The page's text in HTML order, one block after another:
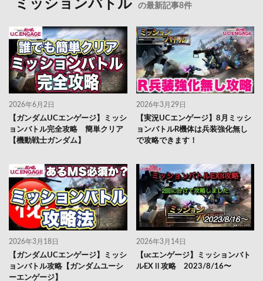
ミッションバトル の最新記事8件
2026年6月2日
【ガンダムUCエンゲージ】ミッシ
ョンバトル完全攻略 簡単クリア
【機動戦士ガンダム】
2026年3月29日
【実況UCエンゲージ】8月ミッシ
ョンバトルR機体は兵装強化無し
で攻略できます！
2026年3月18日
【ガンダムUCエンゲージ】ミッシ
ョンバトル攻略【ガンダムユーシ
ーエンゲージ】
2026年3月14日
【ucエンゲージ】ミッションバト
ルEXⅡ攻略 2023/8/16〜